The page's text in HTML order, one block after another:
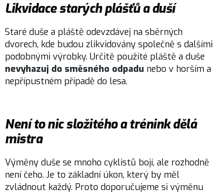
Likvidace starých plášťů a duší
Staré duše a pláště odevzdávej na sběrných
dvorech, kde budou zlikvidovány společně s dalšími
podobnými výrobky. Určitě použité pláště a duše
nevyhazuj do směsného odpadu nebo v horším a
nepřípustném případě do lesa.
Není to nic složitého a trénink dělá
mistra
Výměny duše se mnoho cyklistů bojí, ale rozhodně
není čeho. Je to základní úkon, který by měl
zvládnout každý. Proto doporučujeme si výměnu